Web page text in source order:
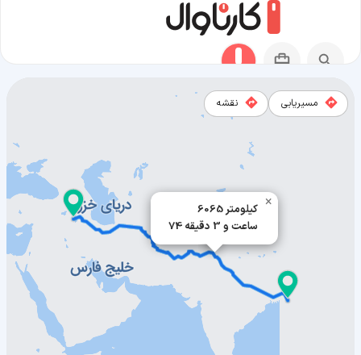
6065 کیلومتر
74 ساعت و 3 دقیقه
×
مسیریابی نقشه
مسیر چیتاگونگ به ارومیه